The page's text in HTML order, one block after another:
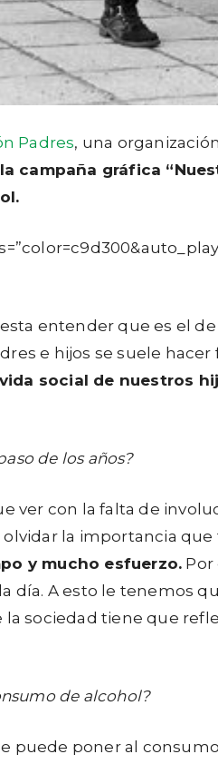
Padres, una
campaña gráfica
entender que es el
e hijos se suele
social de nuestros
de los años?
con la falta de
la importancia
y mucho esfuerzo.
A esto le tenemos
sociedad tiene que
de alcohol?
puede poner al